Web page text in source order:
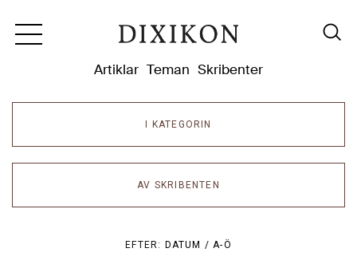
Artiklar Teman Skribenter
I KATEGORIN
AV SKRIBENTEN
EFTER: DATUM /A-Ö